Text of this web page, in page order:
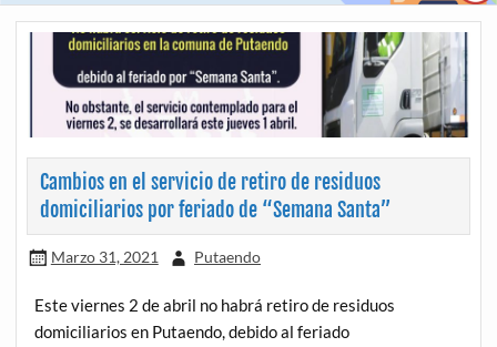
Cambios en el servicio de retiro de residuos
domiciliarios por feriado de “Semana Santa”
Marzo 31, 2021 Putaendo
Este viernes 2 de abril no habrá retiro de residuos
domiciliarios en Putaendo, debido al feriado